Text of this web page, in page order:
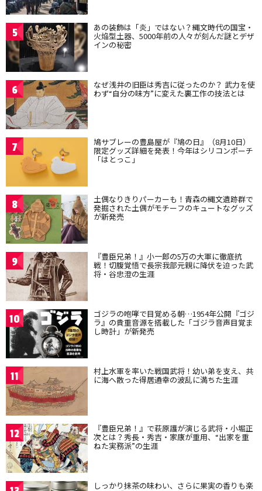
5 あの装飾は「炎」ではない？縄文時代の国宝・
火焔型土器、5000年前の人々が刻んだ謎とデザ
インの秘密
6 なぜ浅井の旧臣は秀吉に従ったのか？ 武力を使
わず“自分の味方”に変えた裏工作の技法とは
7 鳩サブレーの豊島屋が『鳩の日』（8月10日）
限定グッズ詳細を発表！今年はシリコンポーチ
「はとっこ」
8 土偶なりきりパーカーも！青森の縄文遺跡群で
発掘された土偶がモチーフのキュートなグッズ
が新発売
9 『豊臣兄弟！』小一郎の5万の大軍に徹底抗
戦！切腹覚悟で長宗我部元親に降伏を迫った武
将・谷忠澄の生涯
10 ゴジラの咆哮で目覚める朝…1954年公開『ゴジ
ラ』の貴重音源を搭載した「ゴジラ音声目覚ま
し時計」が新発売
11 村上水軍を率いた戦国武将！幼い弟を支え、共
に海へ散った得居通幸の波乱に満ちた生涯
12 『豊臣兄弟！』で萩原護が演じる武将・小堀正
次とは？秀長・秀吉・家康が重用、“出家を重
ねた実務派”の生涯
しっかり抹茶の味わい、さらに果実の香りも楽